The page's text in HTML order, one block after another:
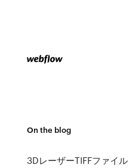
On the blog
3DレーザーTIFFファイル